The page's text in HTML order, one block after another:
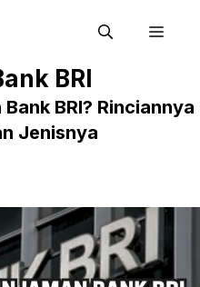
BRI
BRI? Rinciannya
Jenisnya